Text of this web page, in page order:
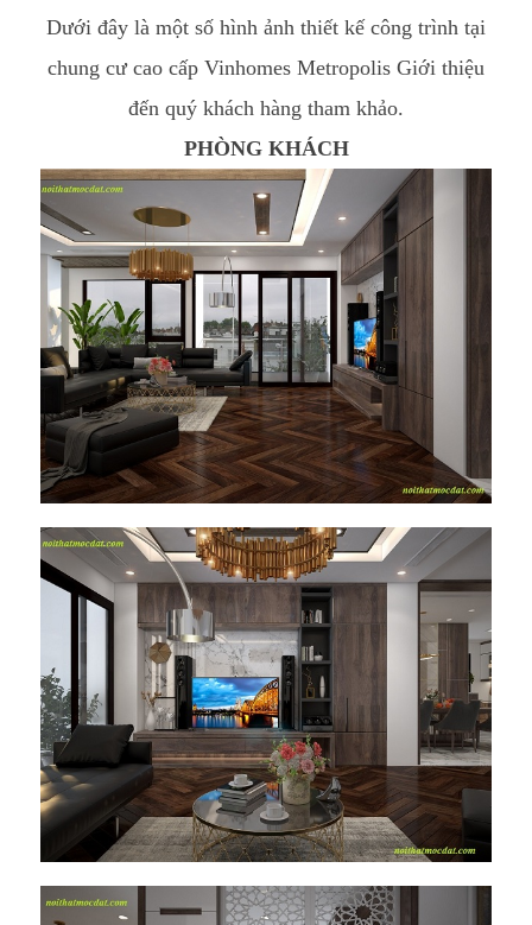
Dưới đây là một số hình ảnh thiết kế công trình tại
chung cư cao cấp Vinhomes Metropolis Giới thiệu
đến quý khách hàng tham khảo.
PHÒNG KHÁCH